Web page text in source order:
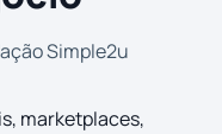
Simple2u
marketplaces,